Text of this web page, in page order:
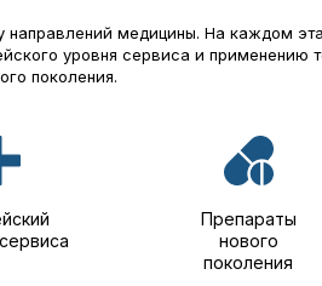
направлений медицины. На каждом
уровня сервиса и применению
поколения.
Препараты
нового
поколения